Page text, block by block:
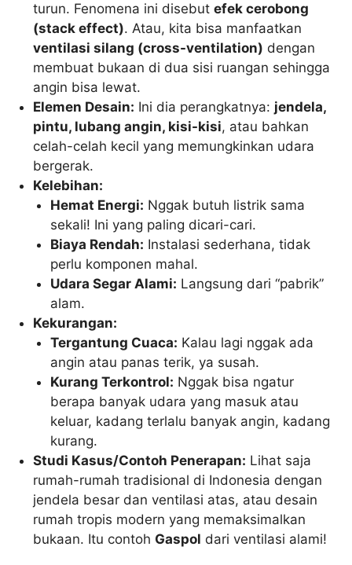
turun. Fenomena ini disebutefek cerobong
(stack effect). Atau, kita bisa manfaatkan
ventilasi silang (cross-ventilation) dengan
membuat bukaan di dua sisi ruangan sehingga
angin bisa lewat.
Elemen Desain: Ini dia perangkatnya: jendela,
pintu, lubang angin, kisi-kisi, atau bahkan
celah-celah kecil yang memungkinkan udara
bergerak.
Kelebihan:
Hemat Energi: Nggak butuh listrik sama
sekali! Ini yang paling dicari-cari.
Biaya Rendah: Instalasi sederhana, tidak
perlu komponen mahal.
Udara Segar Alami: Langsung dari “pabrik”
alam.
Kekurangan:
Tergantung Cuaca: Kalau lagi nggak ada
angin atau panas terik, ya susah.
Kurang Terkontrol: Nggak bisa ngatur
berapa banyak udara yang masuk atau
keluar, kadang terlalu banyak angin, kadang
kurang.
Studi Kasus/Contoh Penerapan: Lihat saja
rumah-rumah tradisional di Indonesia dengan
jendela besar dan ventilasi atas, atau desain
rumah tropis modern yang memaksimalkan
bukaan. Itu contoh Gaspol dari ventilasi alami!